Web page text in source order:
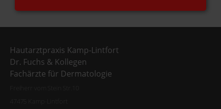
Hautarztpraxis Kamp-Lintfort
Dr. Fuchs & Kollegen
Fachärzte für Dermatologie